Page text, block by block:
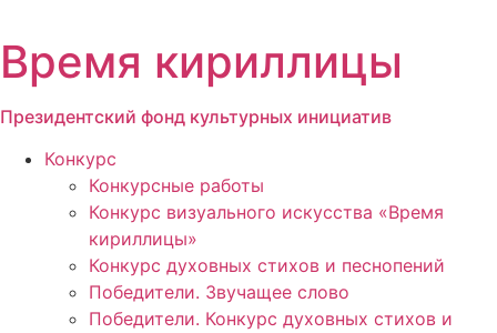
содержимому
Время кириллицы
Президентский фонд культурных инициатив
Конкурс
Конкурсные работы
Конкурс визуального искусства «Время
кириллицы»
Конкурс духовных стихов и песнопений
Победители. Звучащее слово
Победители. Конкурс духовных стихов и